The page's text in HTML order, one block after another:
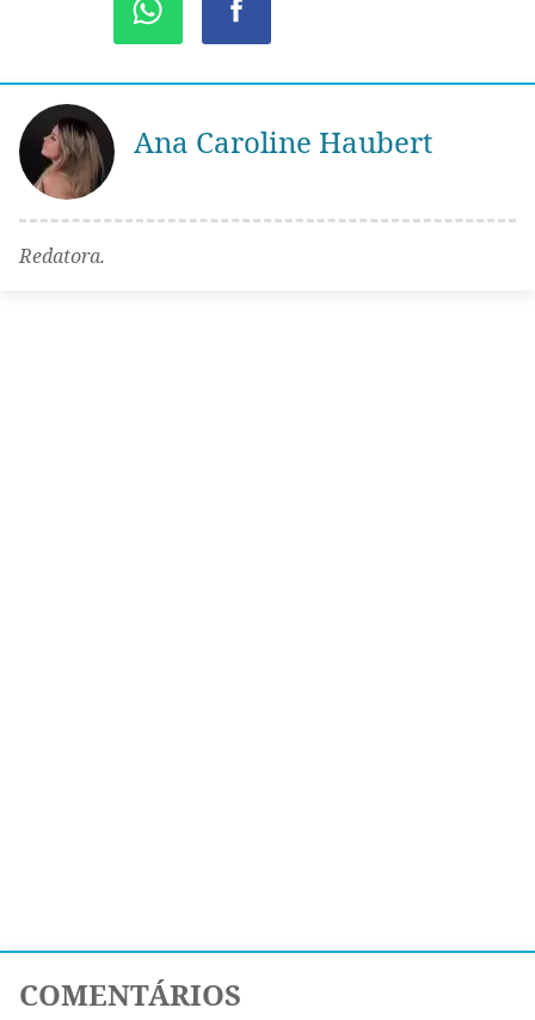
Ana Caroline Haubert
Redatora.
COMENTÁRIOS